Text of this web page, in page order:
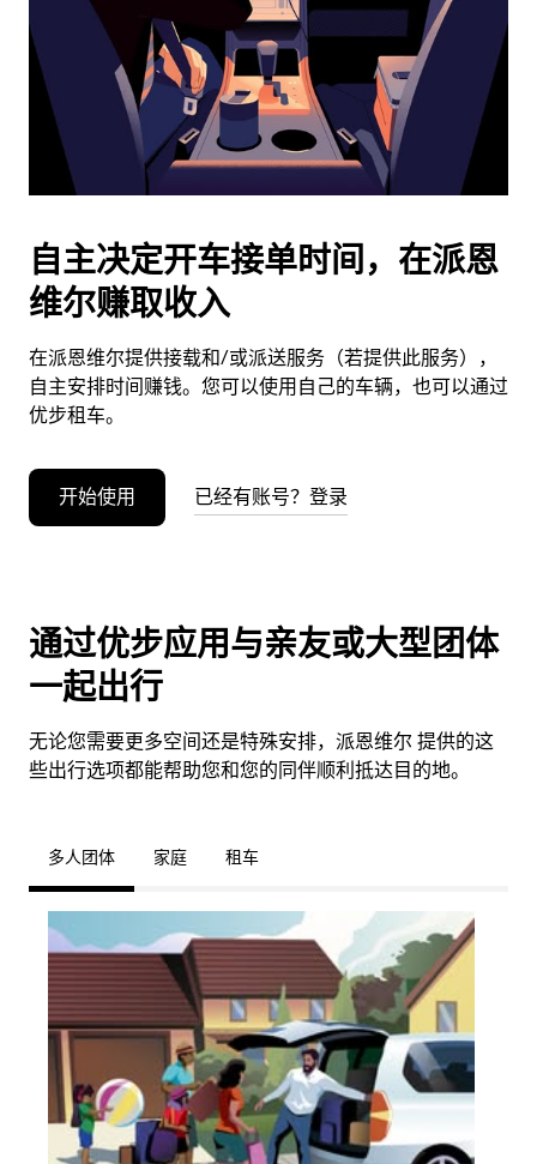
期。
按
退
闭
日
历。
自主决定开车接单时间，在派恩
维尔赚取收入
在派恩维尔提供接载和/或派送服务（若提供此服务），
自主安排时间赚钱。您可以使用自己的车辆，也可以通过
优步租车。
开始使用 已经有账号？登录
通过优步应用与亲友或大型团体
一起出行
无论您需要更多空间还是特殊安排，派恩维尔 提供的这
些出行选项都能帮助您和您的同伴顺利抵达目的地。
多人团体 家庭 租车